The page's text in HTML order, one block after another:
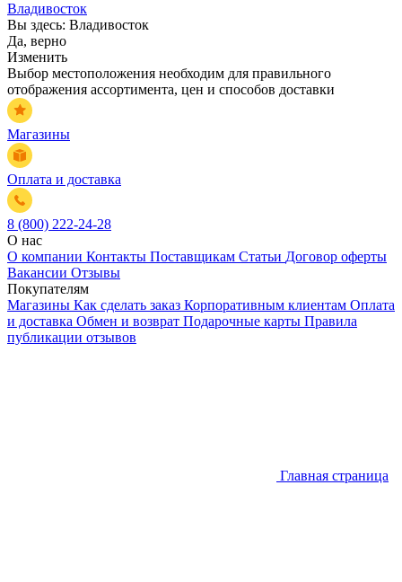
Владивосток
Вы здесь: Владивосток
Да, верно
Изменить
Выбор местоположения необходим для правильного
отображения ассортимента, цен и способов доставки
Магазины
Оплата и доставка
8 (800) 222-24-28
О нас
О компании Контакты Поставщикам Статьи Договор оферты
Вакансии Отзывы
Покупателям
Магазины Как сделать заказ Корпоративным клиентам Оплата
и доставка Обмен и возврат Подарочные карты Правила
публикации отзывов
Главная страница